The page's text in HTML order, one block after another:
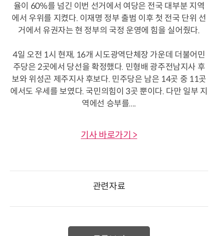
율이 60%를 넘긴 이번 선거에서 여당은 전국 대부분 지역
에서 우위를 지켰다. 이재명 정부 출범 이후 첫 전국 단위 선
거에서 유권자는 현 정부의 국정 운영에 힘을 실어줬다.
4일 오전 1시 현재, 16개 시도광역단체장 가운데 더불어민
주당은 2곳에서 당선을 확정했다. 민형배 광주전남지사 후
보와 위성곤 제주지사 후보다. 민주당은 남은 14곳 중 11곳
에서도 우세를 보였다. 국민의힘이 3곳 뿐이다. 다만 일부 지
역에선 승부를....
기사 바로가기 >
관련자료